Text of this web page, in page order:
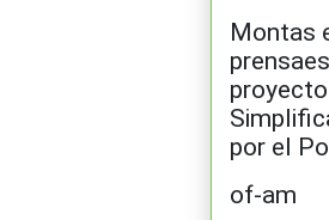
Montas
por el
of-am